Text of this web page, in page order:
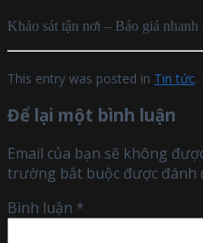
Khảo sát tận nơi – Báo giá
This entry was posted in Tin tức.
Để lại một bình luận
Email của bạn sẽ không
trường bắt buộc được đánh
Bình luận *